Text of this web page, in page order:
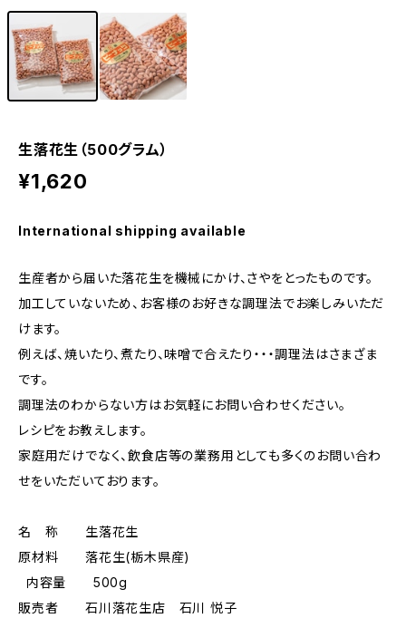
生落花生（500グラム）
¥1,620
International shipping available
生産者から届いた落花生を機械にかけ、さやをとったものです。
加工していないため、お客様のお好きな調理法でお楽しみいただ
けます。
例えば、焼いたり、煮たり、味噌で合えたり・・・調理法はさまざま
です。
調理法のわからない方はお気軽にお問い合わせください。
レシピをお教えします。
家庭用だけでなく、飲食店等の業務用としても多くのお問い合わ
せをいただいております。
名 称 生落花生
原材料 落花生(栃木県産)
内容量 500g
販売者 石川落花生店 石川 悦子